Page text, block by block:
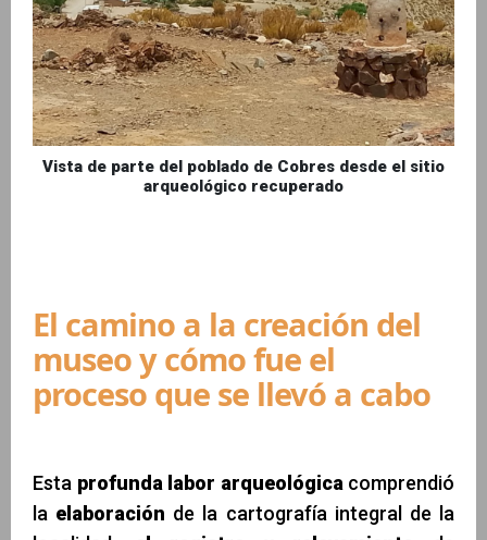
Vista de parte del poblado de Cobres desde el sitio
arqueológico recuperado
El camino a la creación del
museo y cómo fue el
proceso que se llevó a cabo
Esta profunda labor arqueológica comprendió
la elaboración de la cartografía integral de la